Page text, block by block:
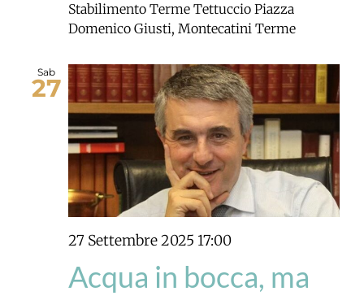
Stabilimento Terme Tettuccio Piazza
Domenico Giusti, Montecatini Terme
Sab
27
27 Settembre 2025 17:00
Acqua in bocca, ma